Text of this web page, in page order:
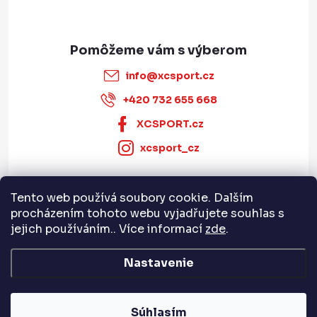
Tento web používá soubory cookie. Dalším
procházením tohoto webu vyjadřujete souhlas s
jejich používáním.. Více informací zde.
Nastavenie
Súhlasím
info@xcsport.cz
+420 732 655 668
XCSPORT.cz
xcsport_cz
Informace pro vás
Servis a služby